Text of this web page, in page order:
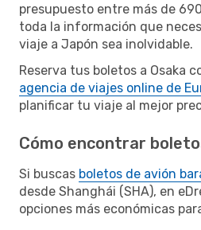
presupuesto entre más de
toda la información que
viaje a Japón sea inolvidable.
Reserva tus boletos a Osaka
agencia de viajes online de
planificar tu viaje al mejor
Cómo encontrar
Si buscas boletos de avión
desde Shanghái (SHA), en
opciones más económicas